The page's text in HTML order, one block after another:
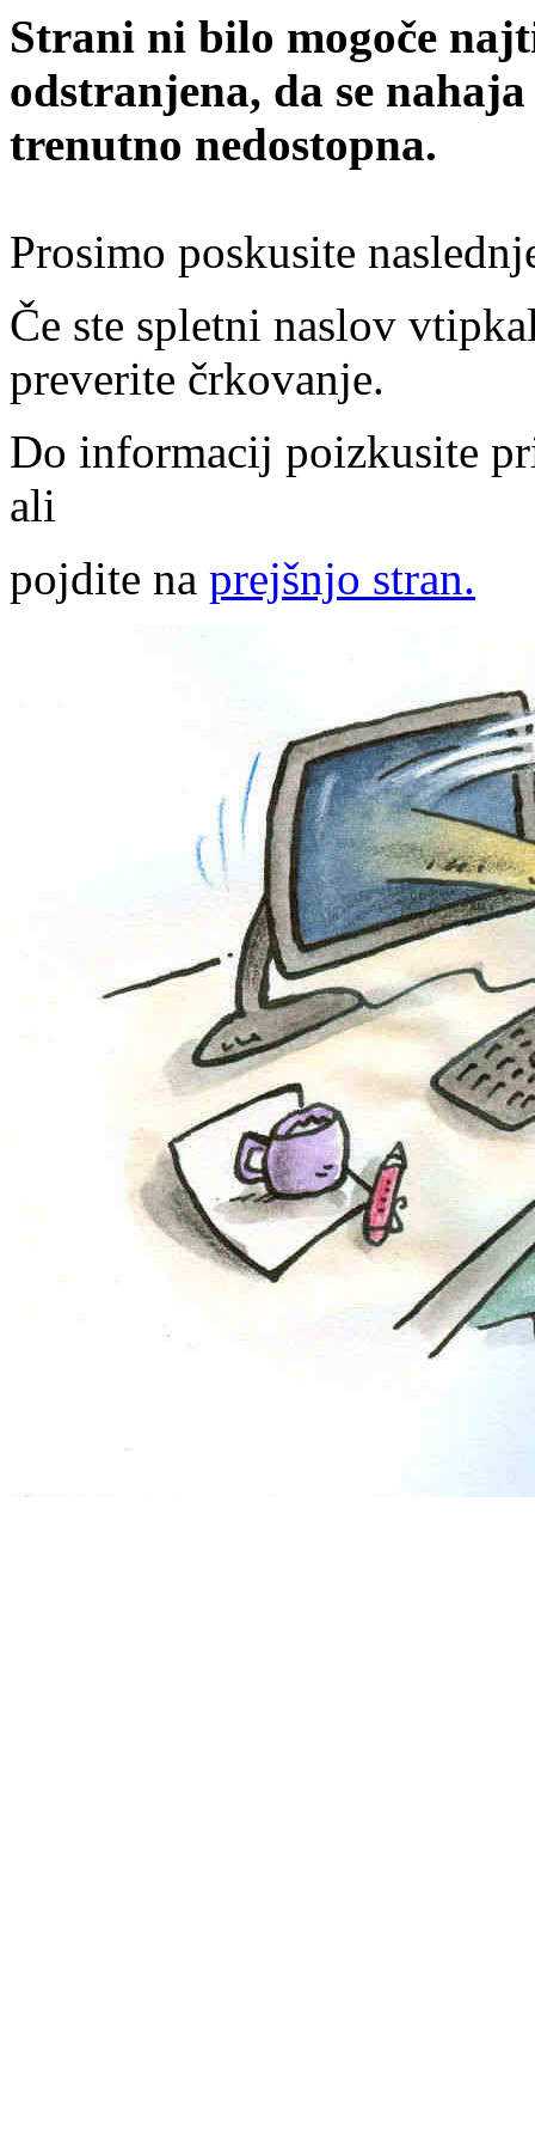
Strani ni bilo mogoče
odstranjena, da se
trenutno nedostopna.
Prosimo poskusite
Če ste spletni naslov
preverite črkovanje.
Do informacij poizkusite
ali
pojdite na prejšnjo stran.